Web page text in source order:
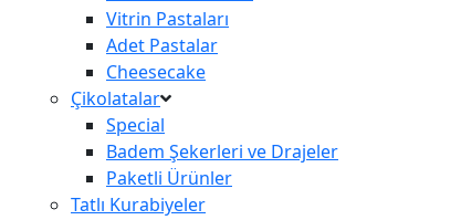
Vitrin Pastaları
Adet Pastalar
Cheesecake
Çikolatalar
Special
Badem Şekerleri ve Drajeler
Paketli Ürünler
Tatlı Kurabiyeler